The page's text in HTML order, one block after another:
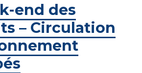
end des
– Circulation